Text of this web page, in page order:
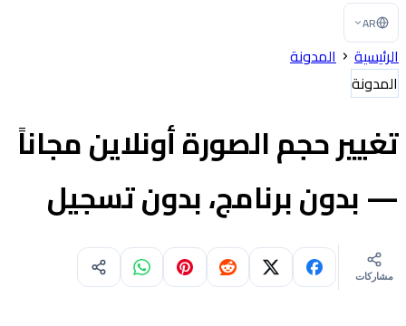
AR
الرئيسية
المدونة
المدونة
تغيير حجم الصورة أونلاين مجاناً
— بدون برنامج، بدون تسجيل
مشاركات